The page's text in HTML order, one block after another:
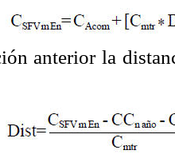
anterior la